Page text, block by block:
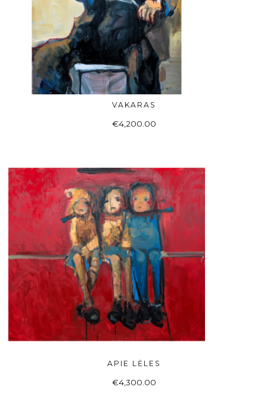
Į KREPŠELĮ
VAKARAS
€4,200.00
Į KREPŠELĮ
APIE LĖLES
€4,300.00